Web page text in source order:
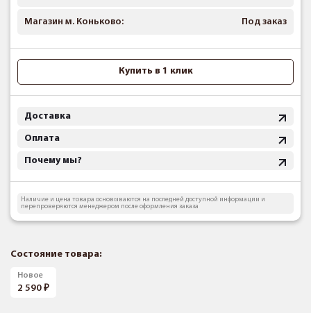
Магазин м. Коньково: Под заказ
Купить в 1 клик
Доставка
Оплата
Почему мы?
Наличие и цена товара основываются на последней доступной информации и
перепроверяются менеджером после оформления заказа
Состояние товара:
Новое
2 590